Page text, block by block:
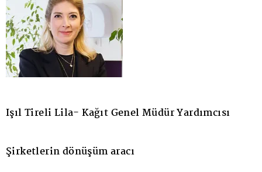
Işıl Tireli Lila- Kağıt Genel Müdür Yardımcısı
Şirketlerin dönüşüm aracı